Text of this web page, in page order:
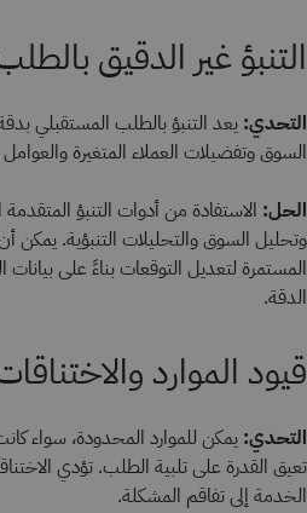
التنبؤ غير الدقيق
التحدي: يعد التنبؤ بالطلب المستقبلي
السوق وتفضيلات العملاء المتغيرة
الحل: الاستفادة من أدوات التنبؤ المتقدمة
وتحليل السوق والتحليلات التنبؤية. يمكن
المستمرة لتعديل التوقعات بناءً على
الدقة.
قيود الموارد
التحدي: يمكن للموارد المحدودة، سواء
تعيق القدرة على تلبية الطلب. تؤدي
الخدمة إلى تفاقم المشكلة.